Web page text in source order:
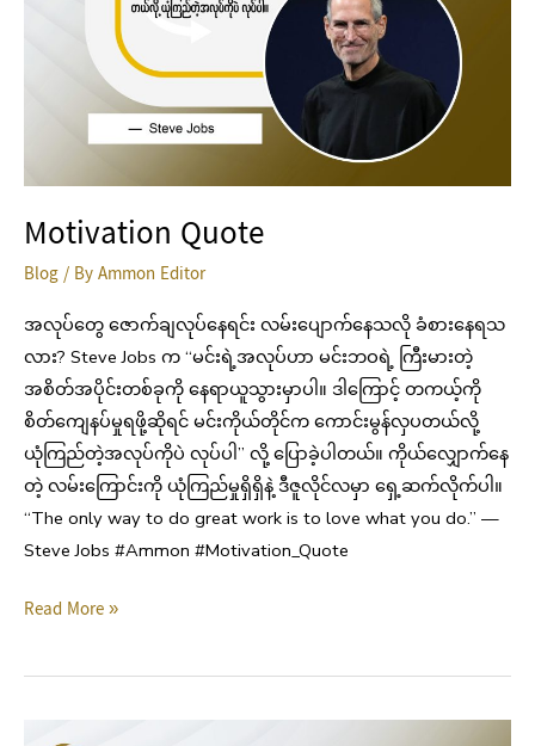
Motivation Quote
Blog/ ByAmmon Editor
အလုပ်တွေ ဇောက်ချလုပ်နေရင်း လမ်းပျောက်နေသလို ခံစားနေရသ
လား? Steve Jobs က “မင်းရဲ့အလုပ်ဟာ မင်းဘဝရဲ့ ကြီးမားတဲ့
အစိတ်အပိုင်းတစ်ခုကို နေရာယူသွားမှာပါ။ ဒါကြောင့် တကယ့်ကို
စိတ်ကျေနပ်မှုရဖို့ဆိုရင် မင်းကိုယ်တိုင်က ကောင်းမွန်လှပတယ်လို့
ယုံကြည်တဲ့အလုပ်ကိုပဲ လုပ်ပါ” လို့ ပြောခဲ့ပါတယ်။ ကိုယ်လျှောက်နေ
တဲ့ လမ်းကြောင်းကို ယုံကြည်မှုရှိရှိနဲ့ ဒီဇူလိုင်လမှာ ရှေ့ဆက်လိုက်ပါ။
“The only way to do great work is to love what you do.” —
Steve Jobs #Ammon #Motivation_Quote
Read More »